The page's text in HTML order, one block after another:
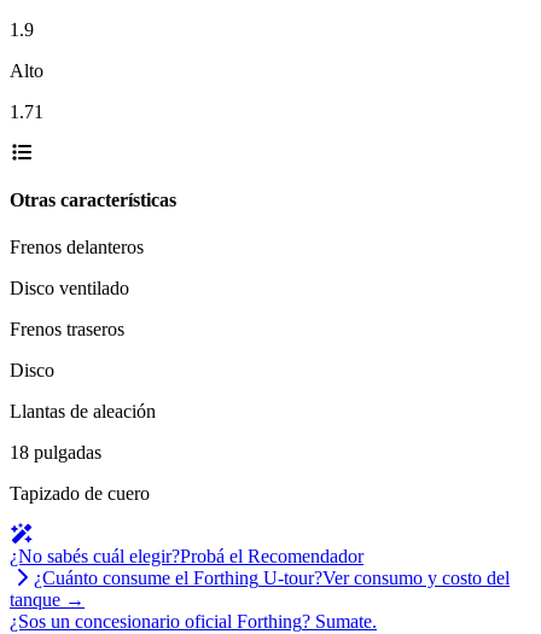
1.9
Alto
1.71
Otras características
Frenos delanteros
Disco ventilado
Frenos traseros
Disco
Llantas de aleación
18 pulgadas
Tapizado de cuero
¿No sabés cuál elegir?Probá el Recomendador
¿Cuánto consume el Forthing U-tour?Ver consumo y costo del
tanque →
¿Sos un concesionario oficial Forthing? Sumate.